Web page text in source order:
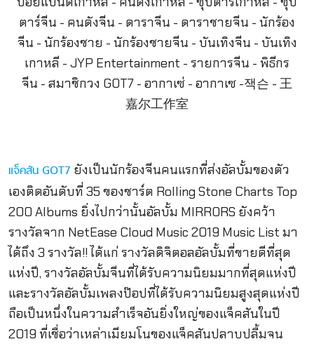
แจ็คสัน GOT7 ยังเป็นนักร้องจีนคนแรกที่ส่งอัลบั้มของตัว
เองติดอันดับที่ 35 ของชาร์ต Rolling Stone Charts Top
200 Albums ยิ่งไปกว่านั้นอัลบั้ม MIRRORS ยังคว้า
รางวัลจาก NetEase Cloud Music 2019 Music List มา
ได้ถึง 3 รางวัล!! ได้แก่ รางวัลดิจิตอลอัลบั้มที่ขายดีที่สุด
แห่งปี, รางวัลอัลบั้มจีนที่ได้รับความนิยมมากที่สุดแห่งปี
และรางวัลอัลบั้มเพลงป๊อปที่ได้รับความนิยมสูงสุดแห่งปี
ถือเป็นหนึ่งในความสำเร็จอันยิ่งใหญ่ของแจ็คสันในปี
2019 ที่เชื่อว่าเหล่าเมียมโนของแจ็คสันปลาบปลื้มจน